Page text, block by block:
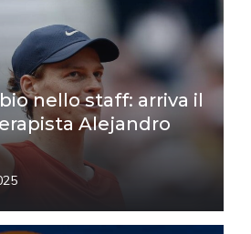
nello staff: arriva il
Alejandro